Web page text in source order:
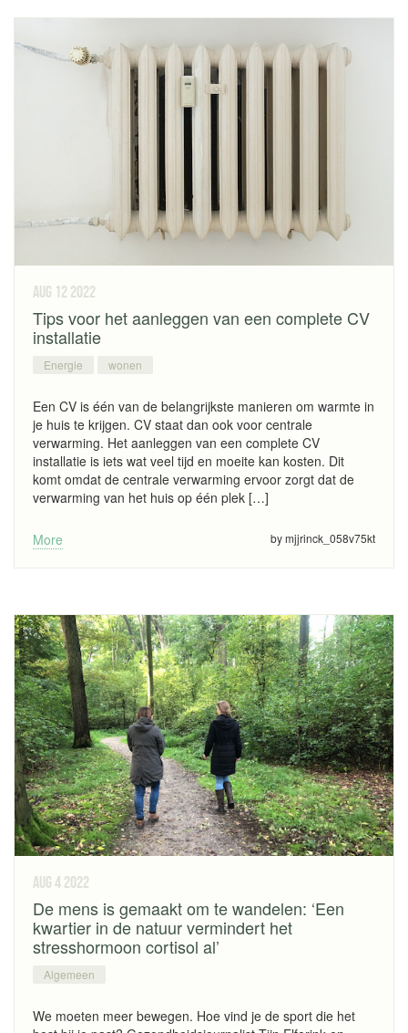
aug 12 2022
Tips voor het aanleggen van een complete CV
installatie
Energie wonen
Een CV is één van de belangrijkste manieren om warmte in
je huis te krijgen. CV staat dan ook voor centrale
verwarming. Het aanleggen van een complete CV
installatie is iets wat veel tijd en moeite kan kosten. Dit
komt omdat de centrale verwarming ervoor zorgt dat de
verwarming van het huis op één plek […]
More by mjjrinck_058v75kt
aug 4 2022
De mens is gemaakt om te wandelen: ‘Een
kwartier in de natuur vermindert het
stresshormoon cortisol al’
Algemeen
We moeten meer bewegen. Hoe vind je de sport die het